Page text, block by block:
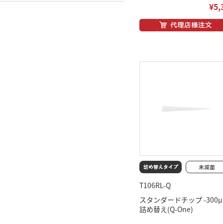
T106RL-Q
スタンダードチップ -
詰め替え(Q-One)